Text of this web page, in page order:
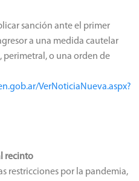
sanción ante el primer
a una medida cautelar
perimetral, o una orden de
VerNoticiaNueva.aspx?
recinto
restricciones por la pandemia,